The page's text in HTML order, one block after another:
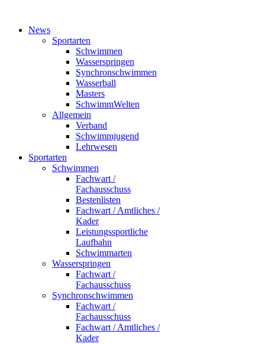
News
Sportarten
Schwimmen
Wasserspringen
Synchronschwimmen
Wasserball
Masters
SchwimmWelten
Allgemein
Verband
Schwimmjugend
Lehrwesen
Sportarten
Schwimmen
Fachwart /
Fachausschuss
Bestenlisten
Fachwart / Amtliches /
Kader
Leistungssportliche
Laufbahn
Schwimmarten
Wasserspringen
Fachwart /
Fachausschuss
Synchronschwimmen
Fachwart /
Fachausschuss
Fachwart / Amtliches /
Kader